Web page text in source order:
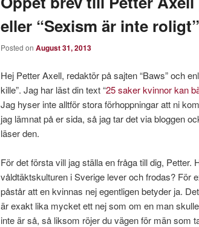
eller “Sexism är inte roligt”
Posted on August 31, 2013
Hej Petter Axell, redaktör på sajten “Baws” och
kille”. Jag har läst din text “25 saker kvinnor kan
Jag hyser inte alltför stora förhoppningar att ni
jag lämnat på er sida, så jag tar det via bloggen
läser den.
För det första vill jag ställa en fråga till dig, Petter.
våldtäktskulturen i Sverige lever och frodas? För
påstår att en kvinnas nej egentligen betyder ja.
är exakt lika mycket ett nej som om en man
inte är så, så liksom röjer du vägen för män som